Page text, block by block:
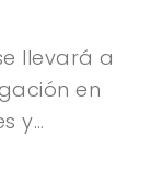
llevará a
en
y…